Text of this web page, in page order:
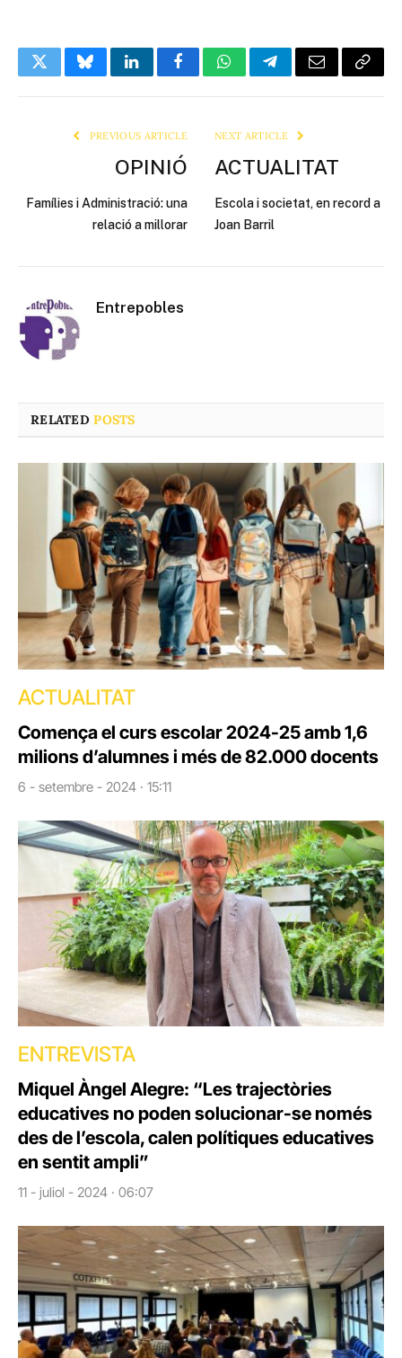
TwitterBlueskyLinkedInFacebookWhatsAppTelegramEmail Copy
PREVIOUS ARTICLE
OPINIÓ
Famílies i Administració: una
relació a millorar
NEXT ARTICLE
ACTUALITAT
Escola i societat, en record a
Joan Barril
Entrepobles
RELATEDPOSTS
ACTUALITAT
Comença el curs escolar 2024-25 amb 1,6
milions d’alumnes i més de 82.000 docents
6 - setembre - 2024 · 15:11
ENTREVISTA
Miquel Àngel Alegre: “Les trajectòries
educatives no poden solucionar-se només
des de l’escola, calen polítiques educatives
en sentit ampli”
11 - juliol - 2024 · 06:07